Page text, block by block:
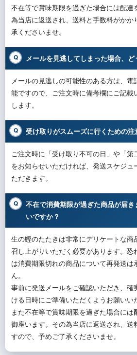
不在等で賞味期限を過ぎた場合には配達
為当店に返送され、送料と手数料がかか
承くださいませ。
メールを見逃してしまった場合、ど
メールの見逃しの可能性のある方は、
能ですので、ご注文時に備考欄にご記載
します。
受け取りがスムーズに行くための注
ご注文時に「受け取り不可の日」や「第
をお知らせいただければ、発送スケジュ
ただきます。
不在で消費期限が過ぎた商品が届
いですか？
生の鰹のたたきは非常にデリケートな商
召し上がりいただく必要があります。恐
は消費期限切れの商品について再発送は
ん。
事前に発送メールをご確認いただき、確
ける日時にご準備いただくようお願いい
また不在等で賞味期限を過ぎた場合には
御座います。その為当店に返送され、送
すので、予めご了承くださいませ。